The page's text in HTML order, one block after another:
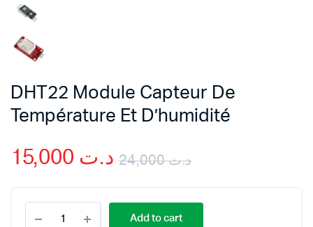
DHT22 Module Capteur De
Température Et D’humidité
د.ت24,000
Original
د.ت
Current
Module
Add to cart